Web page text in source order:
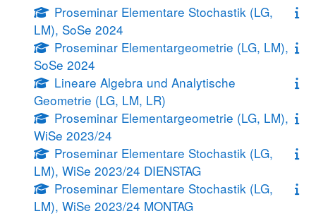
Proseminar Elementare Stochastik (LG,
LM), SoSe 2024
Proseminar Elementargeometrie (LG, LM),
SoSe 2024
Lineare Algebra und Analytische
Geometrie (LG, LM, LR)
Proseminar Elementargeometrie (LG, LM),
WiSe 2023/24
Proseminar Elementare Stochastik (LG,
LM), WiSe 2023/24 DIENSTAG
Proseminar Elementare Stochastik (LG,
LM), WiSe 2023/24 MONTAG